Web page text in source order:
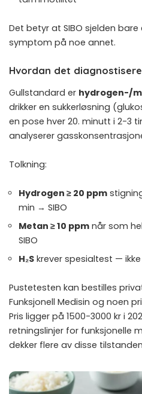
Det betyr at SIBO sjelden
symptom på noe annet.
Hvordan det
Gullstandard er hydrogen-/
drikker en sukkerløsning
en pose hver 20. minutt i 2-3
analyserer
Tolkning:
Hydrogen ≥ 20 ppm
min → SIBO
Metan ≥ 10 ppm når som
SIBO
H₂S krever spesialtest —
Pustetesten kan bestilles
Funksjonell Medisin og noen
Pris ligger på 1500-3000 kr i
retningslinjer for funksjonelle
dekker flere av disse